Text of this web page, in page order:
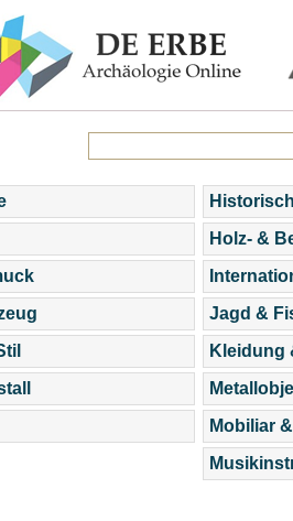
Holz- &
Jagd &
Kleidung
Mobiliar